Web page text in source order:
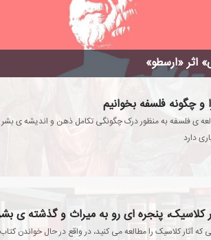
اثر «ارسطو»
و چگونه فلسفه بخوانیم
ی فلسفه به منظور درک چگونگی تکامل ذهن و اندیشه ی
دارد
کلاسیک، پنجره ای رو به میراث و گذشته ی
که آثار کلاسیک را مطالعه می کنید، در واقع در حال خواندن